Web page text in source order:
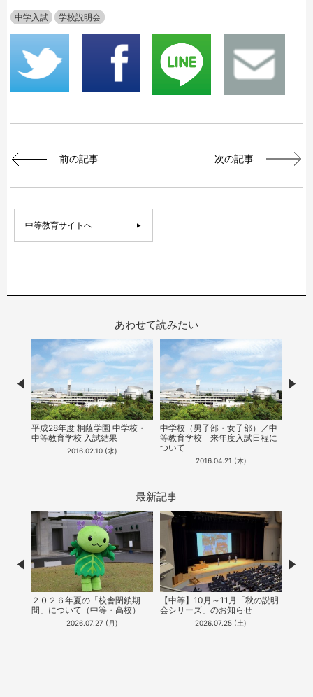
中学入試 学校説明会
前の記事 次の記事
中等教育サイトへ
あわせて読みたい
平成28年度 桐蔭学園 中学校・
中等教育学校 入試結果
2016.02.10 (水)
中学校（男子部・女子部）／中
等教育学校​ ​来年度入試日程に
ついて
2016.04.21 (木)
Prev
最新記事
２０２６年夏の「校舎閉鎖期
間」について（中等・高校）
2026.07.27 (月)
【中等】10月～11月「秋の説明
会シリーズ」のお知らせ
2026.07.25 (土)
Prev